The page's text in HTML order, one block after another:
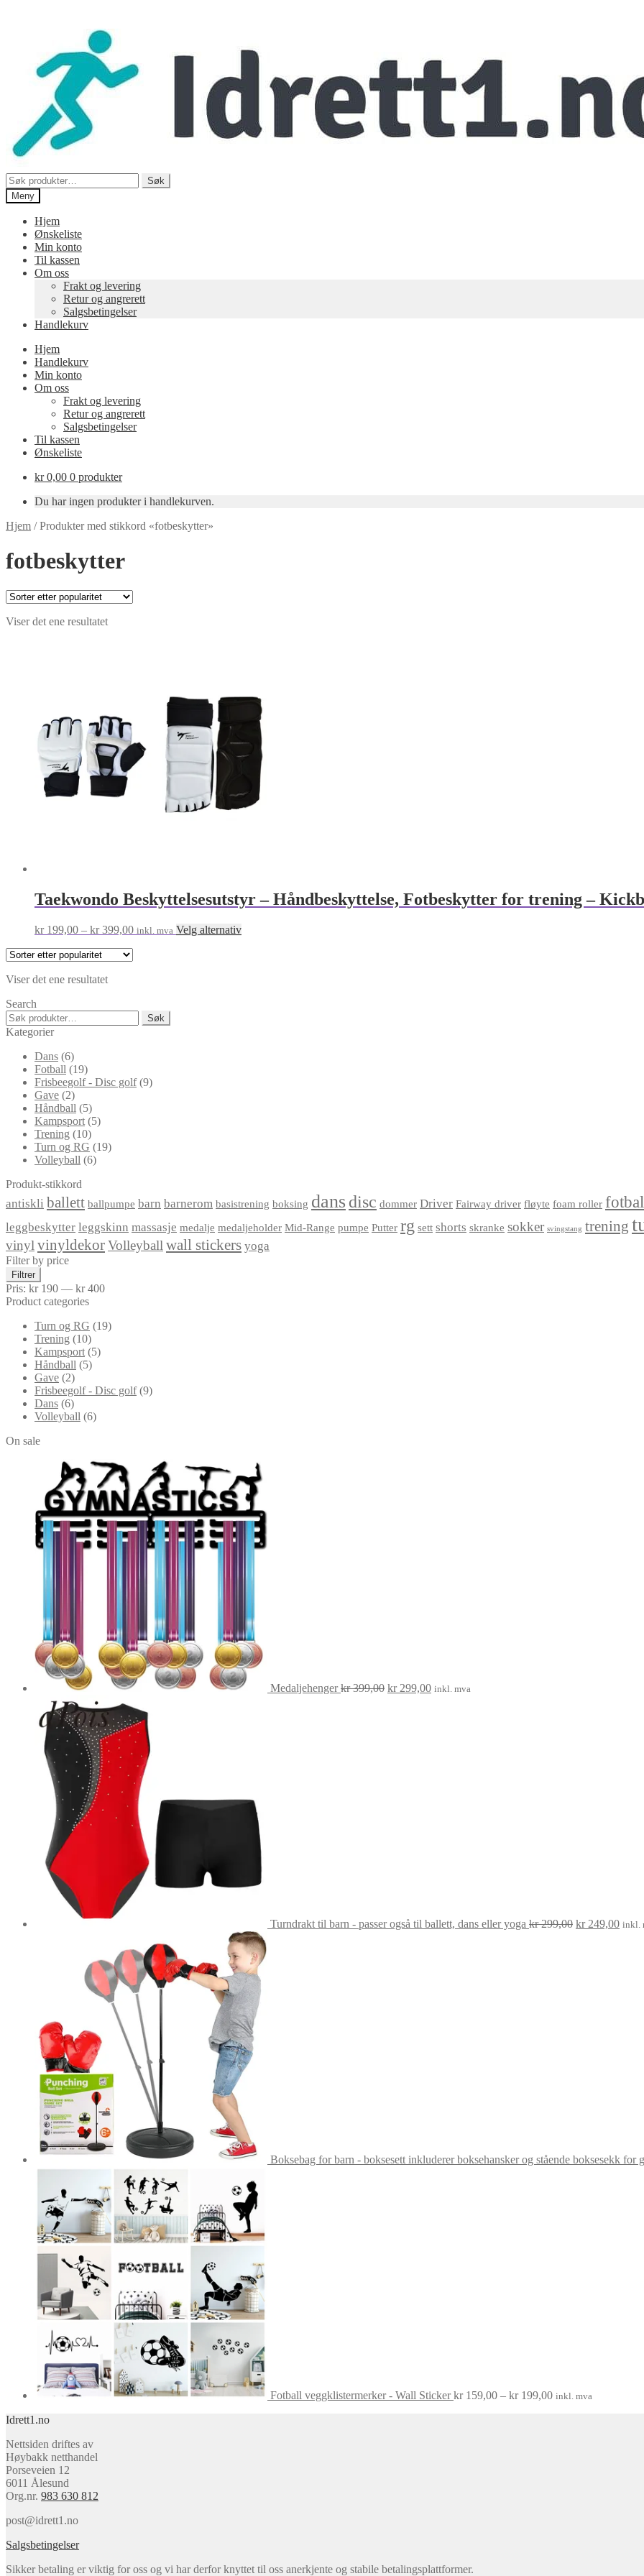
Søk
etter:
Søk
Meny
Hjem
Ønskeliste
Min konto
Til kassen
Om oss
Frakt og levering
Retur og angrerett
Salgsbetingelser
Handlekurv
Hjem
Handlekurv
Min konto
Om oss
Frakt og levering
Retur og angrerett
Salgsbetingelser
Til kassen
Ønskeliste
kr0,00 0 produkter
Du har ingen produkter i handlekurven.
Hjem /Produkter med stikkord «fotbeskytter»
fotbeskytter
Viser det ene resultatet
Taekwondo Beskyttelsesutstyr – Håndbeskyttelse, Fotbeskytter for trening –
kr199,00 – kr399,00Prisområde:
inkl. mva Velg alternativDette
Viser det ene resultatet
Search
Søk
etter:
Søk
Kategorier
Dans (6)
Fotball (19)
Frisbeegolf - Disc golf (9)
Gave (2)
Håndball (5)
Kampsport (5)
Trening (10)
Turn og RG (19)
Volleyball (6)
Produkt-stikkord
antiskli ballett ballpumpe barn barnerom basistrening boksing dans disc dommer Driver Fairway driver fløyte foam roller
leggbeskytter leggskinn massasje medalje medaljeholder Mid-Range pumpe Putter rg sett shorts skranke sokker svingstang trening
vinyl vinyldekorVolleyball wall stickers yoga
Filter by price
Min.
pris
Makspris
Filtrer
Pris: kr 190 — kr 400
Product categories
Turn og RG (19)
Trening (10)
Kampsport (5)
Håndball (5)
Gave (2)
Frisbeegolf - Disc golf (9)
Dans (6)
Volleyball (6)
On sale
Medaljehenger kr399,00 kr299,00 inkl. mva
Turndrakt til barn - passer også til ballett, dans eller yoga kr299,00 kr249,00 inkl.
Boksebag for barn - boksesett inkluderer boksehansker og stående boksesekk for
Fotball veggklistermerker - Wall Sticker kr159,00 – kr199,00 inkl. mva
Idrett1.no
Nettsiden driftes av
Høybakk netthandel
Porseveien 12
6011 Ålesund
Org.nr. 983 630 812
post@idrett1.no
Salgsbetingelser
Sikker betaling er viktig for oss og vi har derfor knyttet til oss anerkjente og stabile betalingsplattformer.